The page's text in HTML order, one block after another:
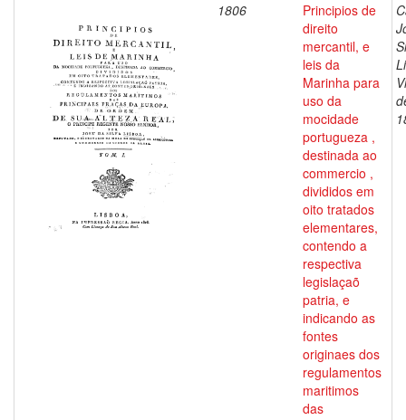
1806
Principios de
direito
mercantil, e
leis da
Marinha para
uso da
mocidade
portugueza ,
destinada ao
commercio ,
divididos em
oito tratados
elementares,
contendo a
respectiva
legislaçaõ
patria, e
indicando as
fontes
originaes dos
regulamentos
maritimos
das